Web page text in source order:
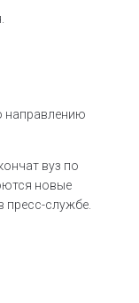
направлению
вуз по
новые
пресс-службе.